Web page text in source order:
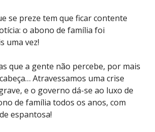
se preze tem que ficar contente
o abono de família foi
uma vez!
que a gente não percebe, por mais
Atravessamos uma crise
e o governo dá-se ao luxo de
de família todos os anos, com
espantosa!